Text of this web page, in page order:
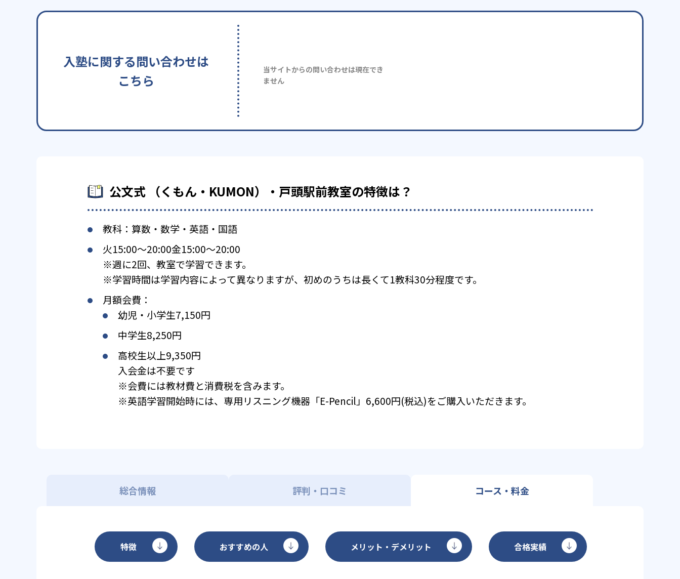
入塾に関する問い合わせは
こちら
当サイトからの問い合わせは現在でき
ません
公文式 （くもん・KUMON）・戸頭駅前教室の特徴は？
教科：算数・数学・英語・国語
火15:00〜20:00金15:00〜20:00
※週に2回、教室で学習できます。
※学習時間は学習内容によって異なりますが、初めのうちは長くて1教科30分程度です。
月額会費：
幼児・小学生7,150円
中学生8,250円
高校生以上9,350円
入会金は不要です
※会費には教材費と消費税を含みます。
※英語学習開始時には、専用リスニング機器「E-Pencil」6,600円(税込)をご購入いただきます。
総合情報 評判・口コミ コース・料金
特徴 おすすめの人 メリット・デメリット 合格実績